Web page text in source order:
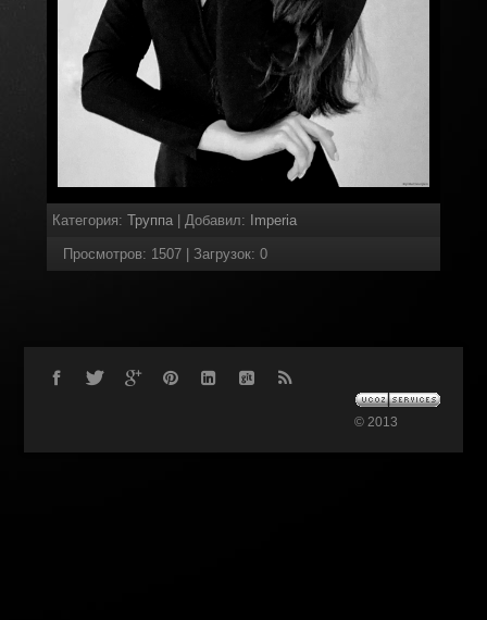
Категория: Труппа| Добавил: Imperia
Просмотров: 1507| Загрузок: 0
© 2013